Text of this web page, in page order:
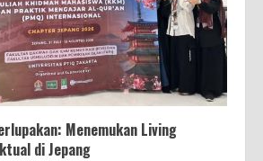
Menemukan Living
di Jepang